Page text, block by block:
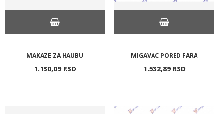
MAKAZE ZA HAUBU
1.130,09 RSD
MIGAVAC PORED FARA
1.532,89 RSD